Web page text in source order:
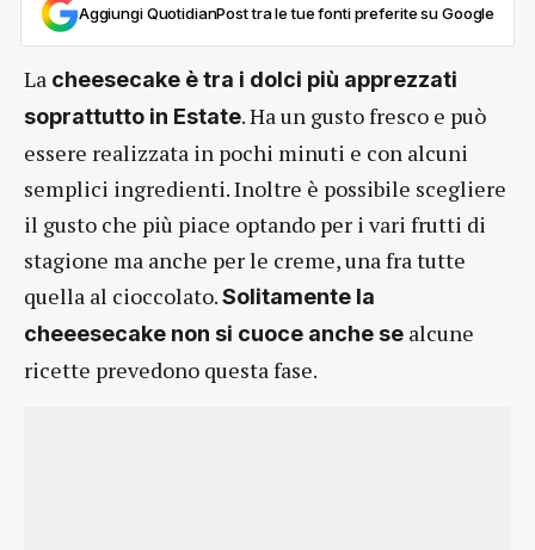
Aggiungi QuotidianPost tra le tue fonti preferite su Google
La cheesecake è tra i dolci più apprezzati
soprattutto in Estate. Ha un gusto fresco e può
essere realizzata in pochi minuti e con alcuni
semplici ingredienti. Inoltre è possibile scegliere
il gusto che più piace optando per i vari frutti di
stagione ma anche per le creme, una fra tutte
quella al cioccolato.Solitamente la
cheeesecake non si cuoce anche se alcune
ricette prevedono questa fase.